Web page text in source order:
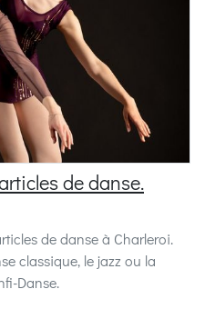
de danse.
de danse à Charleroi.
classique, le jazz ou la
Danse.